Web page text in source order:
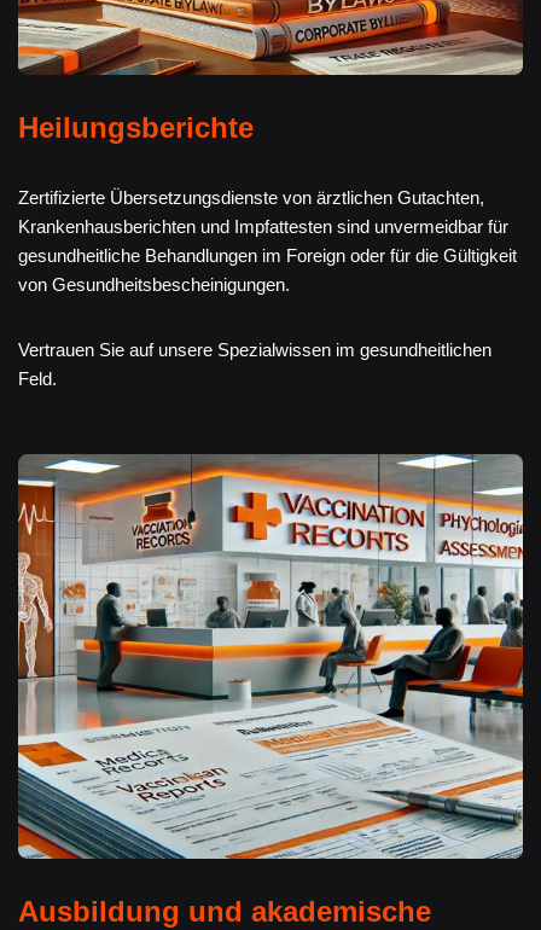
Heilungsberichte
Zertifizierte Übersetzungsdienste von ärztlichen Gutachten,
Krankenhausberichten und Impfattesten sind unvermeidbar für
gesundheitliche Behandlungen im Foreign oder für die Gültigkeit
von Gesundheitsbescheinigungen.
Vertrauen Sie auf unsere Spezialwissen im gesundheitlichen
Feld.
Ausbildung und akademische